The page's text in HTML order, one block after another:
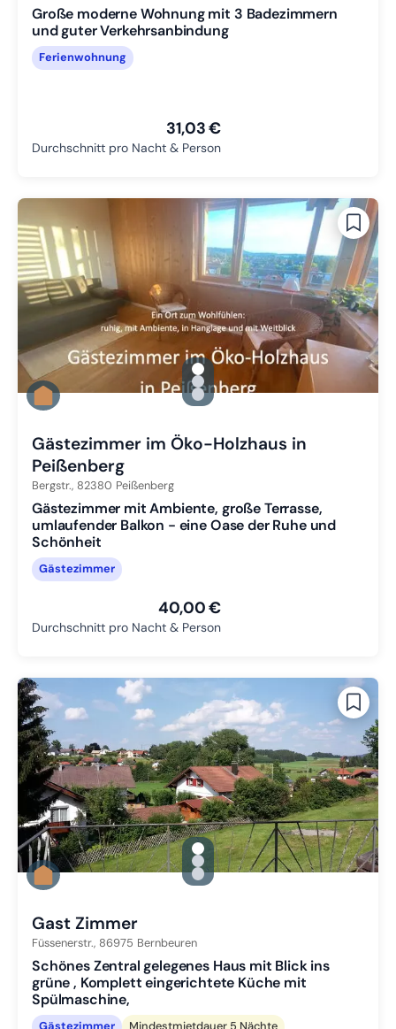
Große moderne Wohnung mit 3 Badezimmern
und guter Verkehrsanbindung
Ferienwohnung
31,03 €
Durchschnitt pro Nacht & Person
gallery.slide_selector
Zu Slide 1 wechseln
Zu Slide 2 wechseln
Zu Slide 3 wechseln
Gästezimmer im Öko-Holzhaus in
Peißenberg
Bergstr., 82380 Peißenberg
Gästezimmer mit Ambiente, große Terrasse,
umlaufender Balkon - eine Oase der Ruhe und
Schönheit
Gästezimmer
40,00 €
Durchschnitt pro Nacht & Person
gallery.slide_selector
Zu Slide 1 wechseln
Zu Slide 2 wechseln
Zu Slide 3 wechseln
Gast Zimmer
Füssenerstr., 86975 Bernbeuren
Schönes Zentral gelegenes Haus mit Blick ins
grüne , Komplett eingerichtete Küche mit
Spülmaschine,